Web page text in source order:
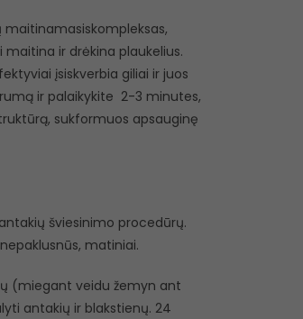
maitinamasiskompleksas,
maitina ir drėkina plaukelius.
įsiskverbia giliai ir juos
ir palaikykite 2-3 minutes,
sukformuos apsauginę
šviesinimo procedūrų.
matiniai.
(miegant veidu žemyn ant
antakių ir blakstienų. 24